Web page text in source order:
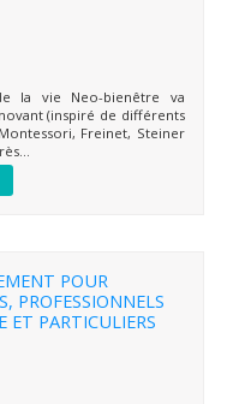
la vie Neo-bienêtre va
(inspiré de différents
Freinet, Steiner
POUR
PROFESSIONNELS
ET PARTICULIERS